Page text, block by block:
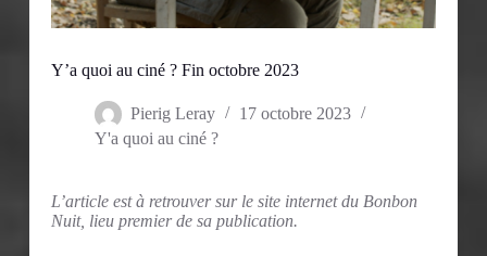
Y’a quoi au ciné ? Fin octobre 2023
Pierig Leray
17 octobre 2023
Y'a quoi au ciné ?
L’article est à retrouver sur le site internet du Bonbon
Nuit, lieu premier de sa publication.